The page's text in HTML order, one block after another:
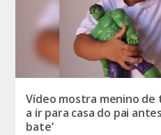
Vídeo mostra menino de
a ir para casa do pai
bate’